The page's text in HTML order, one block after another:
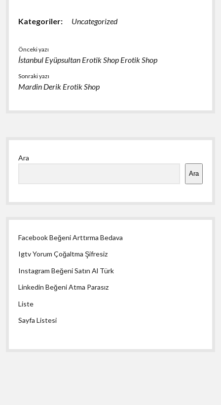
Kategoriler: Uncategorized
Önceki yazı
İstanbul Eyüpsultan Erotik Shop Erotik Shop
Sonraki yazı
Mardin Derik Erotik Shop
Yan
Menü
Ara
Ara
Facebook Beğeni Arttırma Bedava
Igtv Yorum Çoğaltma Şifresiz
Instagram Beğeni Satın Al Türk
Linkedin Beğeni Atma Parasız
Liste
Sayfa Listesi